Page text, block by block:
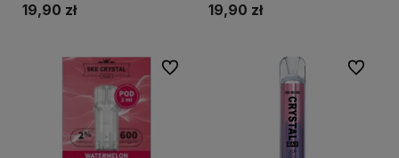
19,90 zł 19,90 zł
Do ulubionych Do